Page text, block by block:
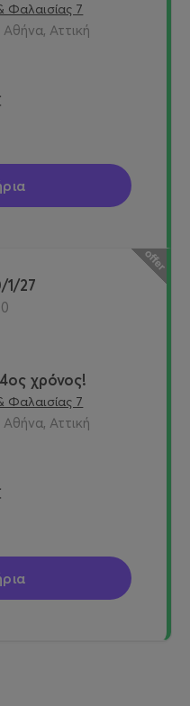
Φαλαισίας 7
Αττική
1/27
χρόνος!
Φαλαισίας 7
Αττική